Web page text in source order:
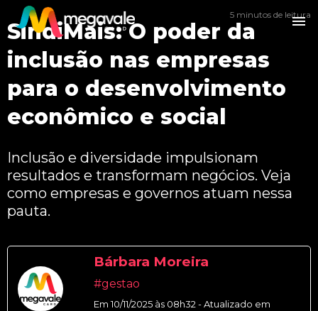
5 minutos de leitura
SindiMais: O poder da
inclusão nas empresas
para o desenvolvimento
econômico e social
Inclusão e diversidade impulsionam
resultados e transformam negócios. Veja
como empresas e governos atuam nessa
pauta.
Bárbara Moreira
#gestao
Em 10/11/2025 às 08h32 - Atualizado em